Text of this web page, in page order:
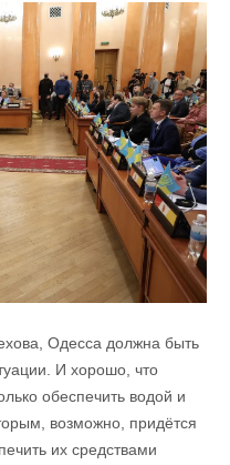
Одесса должна быть
И хорошо, что
обеспечить водой и
возможно, придётся
их средствами